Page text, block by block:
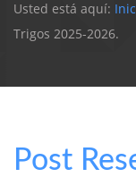
Usted está aquí:
Trigos 2025-2026.
Post